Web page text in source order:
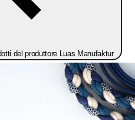
del produttore Luas Manufaktur